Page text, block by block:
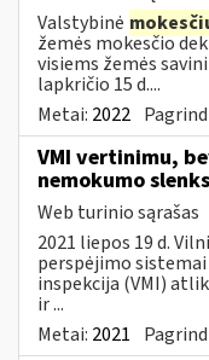
Valstybinė
žemės mokesčio
visiems žemės
lapkričio 15 d....
Metai: 2022
VMI vertinimu,
nemokumo
Web turinio sąrašas
2021 liepos 19 d.
perspėjimo sistemai
inspekcija (VMI)
ir ...
Metai: 2021